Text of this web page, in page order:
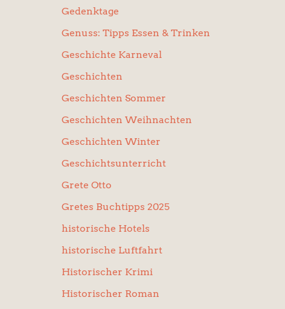
Gedenktage
Genuss: Tipps Essen & Trinken
Geschichte Karneval
Geschichten
Geschichten Sommer
Geschichten Weihnachten
Geschichten Winter
Geschichtsunterricht
Grete Otto
Gretes Buchtipps 2025
historische Hotels
historische Luftfahrt
Historischer Krimi
Historischer Roman